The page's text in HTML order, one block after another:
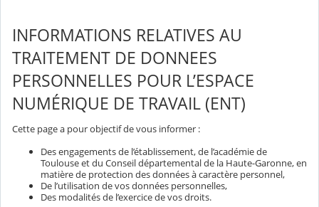
INFORMATIONS RELATIVES AU
TRAITEMENT DE DONNEES
PERSONNELLES POUR L’ESPACE
NUMÉRIQUE DE TRAVAIL (ENT)
Cette page a pour objectif de vous informer :
Des engagements de l’établissement, de l’académie de
Toulouse et du Conseil départemental de la Haute-Garonne, en
matière de protection des données à caractère personnel,
De l’utilisation de vos données personnelles,
Des modalités de l’exercice de vos droits.